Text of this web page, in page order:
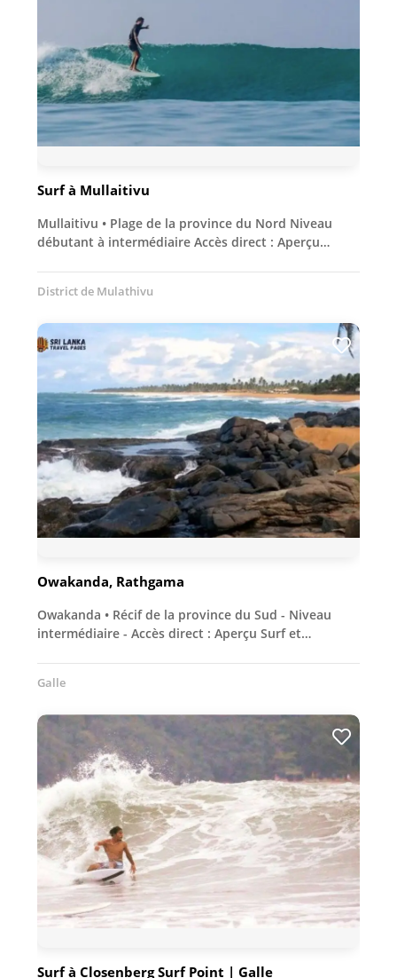
Surf à Mullaitivu
Mullaitivu • Plage de la province du Nord Niveau
débutant à intermédiaire Accès direct : Aperçu…
District de Mulathivu
Owakanda, Rathgama
Owakanda • Récif de la province du Sud - Niveau
intermédiaire - Accès direct : Aperçu Surf et…
Galle
Surf à Closenberg Surf Point | Galle